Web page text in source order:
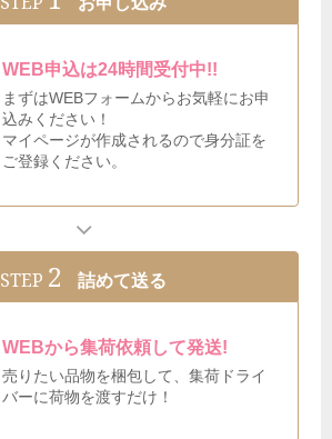
WEB申込は24時間受付中!!
まずはWEBフォームからお気軽にお申
込みください！
マイページが作成されるので身分証を
ご登録ください。
STEP 2 詰めて送る
WEBから集荷依頼して発送!
売りたい品物を梱包して、集荷ドライ
バーに荷物を渡すだけ！